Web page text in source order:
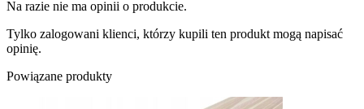
Na razie nie ma opinii o produkcie.
Tylko zalogowani klienci, którzy kupili ten produkt mogą napisać
opinię.
Powiązane produkty